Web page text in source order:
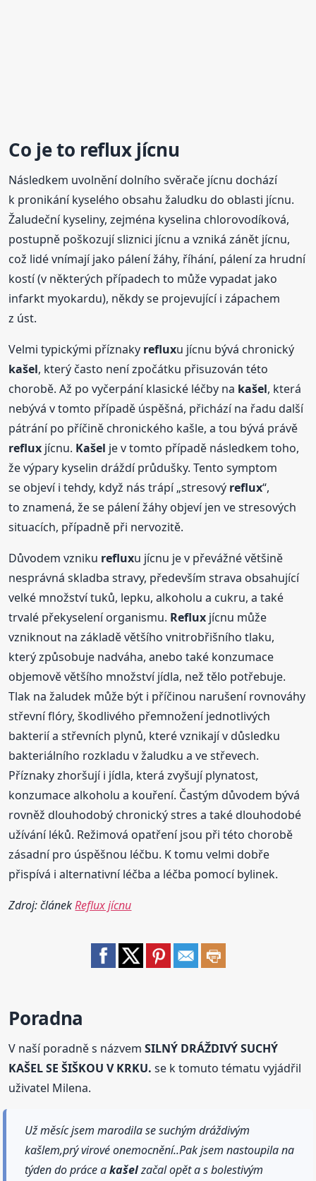
Co je to refluxjícnu
Následkem uvolnění dolního svěrače jícnu dochází
k pronikání kyselého obsahu žaludku do oblasti jícnu.
Žaludeční kyseliny, zejména kyselina chlorovodíková,
postupně poškozují sliznici jícnu a vzniká zánět jícnu,
což lidé vnímají jako pálení žáhy, říhání, pálení za hrudní
kostí (v některých případech to může vypadat jako
infarkt myokardu), někdy se projevující i zápachem
z úst.
Velmi typickými příznaky refluxu jícnu bývá chronický
kašel, který často není zpočátku přisuzován této
chorobě. Až po vyčerpání klasické léčby na kašel, která
nebývá v tomto případě úspěšná, přichází na řadu další
pátrání po příčině chronického kašle, a tou bývá právě
reflux jícnu. Kašel je v tomto případě následkem toho,
že výpary kyselin dráždí průdušky. Tento symptom
se objeví i tehdy, když nás trápí „stresový reflux“,
to znamená, že se pálení žáhy objeví jen ve stresových
situacích, případně při nervozitě.
Důvodem vzniku refluxu jícnu je v převážné většině
nesprávná skladba stravy, především strava obsahující
velké množství tuků, lepku, alkoholu a cukru, a také
trvalé překyselení organismu. Reflux jícnu může
vzniknout na základě většího vnitrobřišního tlaku,
který způsobuje nadváha, anebo také konzumace
objemově většího množství jídla, než tělo potřebuje.
Tlak na žaludek může být i příčinou narušení rovnováhy
střevní flóry, škodlivého přemnožení jednotlivých
bakterií a střevních plynů, které vznikají v důsledku
bakteriálního rozkladu v žaludku a ve střevech.
Příznaky zhoršují i jídla, která zvyšují plynatost,
konzumace alkoholu a kouření. Častým důvodem bývá
rovněž dlouhodobý chronický stres a také dlouhodobé
užívání léků. Režimová opatření jsou při této chorobě
zásadní pro úspěšnou léčbu. K tomu velmi dobře
přispívá i alternativní léčba a léčba pomocí bylinek.
Zdroj: článekReflux jícnu
Poradna
V naší poradně s názvemSILNÝ DRÁŽDIVÝ SUCHÝ
KAŠEL SE ŠIŠKOU V KRKU. se k tomuto tématu vyjádřil
uživatel Milena.
Už měsíc jsem marodila se suchým dráždivým
kašlem,prý virové onemocnění..Pak jsem nastoupila na
týden do práce akašelzačal opět a s bolestivým